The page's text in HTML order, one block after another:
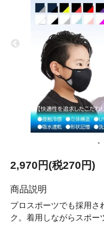
2,970円(税270円)
商品説明
プロスポーツでも採用さ
ク。着用しながらスポー